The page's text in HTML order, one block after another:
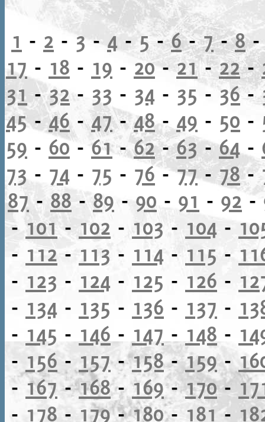
1 - 2 -3- 4 -5-6-7-8
17 - 18 - 19 - 20-21-22-
31 -32- 33 - 34 - 35 -36-
45-46-47-48- 49 - 50 -
59 - 60- 61-62-63-64-
73 - 74 - 75 - 76-77-78-
87 -88-89 - 90 - 91 - 92-
-101- 102 - 103 - 104 -
- 112 - 113 - 114 - 115 -
- 123 - 124 - 125 - 126 -
- 134 - 135 - 136 - 137 -
- 145 - 146 - 147 - 148 -
- 156 - 157-158-159-
- 167-168-169-170-
- 178 - 179-180- 181-